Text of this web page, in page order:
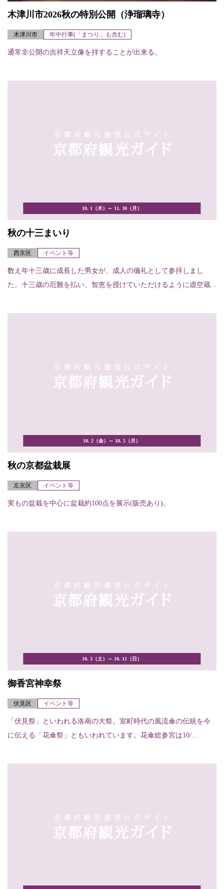
木津川市2026秋の特別公開（浄瑠璃寺）
木津川市 年中行事(「まつり」も含む)
通常非公開の吉祥天立像を拝することが出来る。
10. 1（木）～ 11. 30（月）
秋の十三まいり
西京区 イベント等
数え年十三歳に成長した男女が、成人の儀礼として参拝しまし
た。十三歳の厄難を払い、智恵を授けていただけるように虚空蔵...
10. 2（金）～ 10. 5（月）
秋の京都盆栽展
左京区 イベント等
実もの盆栽を中心に盆栽約100点を展示(販売あり)。
10. 3（土）～ 10. 11（日）
御香宮神幸祭
伏見区 イベント等
「伏見祭」といわれる洛南の大祭。室町時代の風流傘の伝統を今
に伝える「花傘祭」ともいわれています。花傘総参宮は10/...